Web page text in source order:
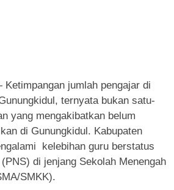
jumlah pengajar di
ternyata bukan satu-
yang mengakibatkan belum
di Gunungkidul. Kabupaten
kelebihan guru berstatus
di jenjang Sekolah Menengah
SMKK).